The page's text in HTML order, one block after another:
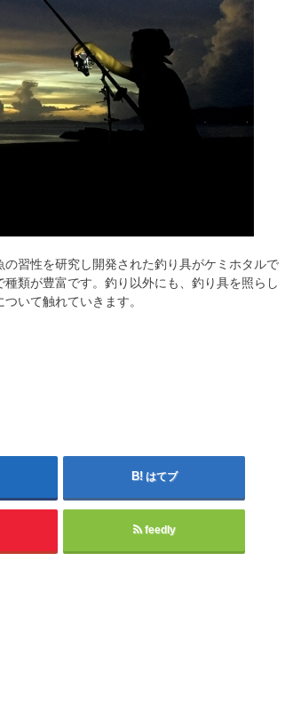
習性を研究し開発された釣り具がケミホタルで
類が豊富です。釣り以外にも、釣り具を照らし
いて触れていきます。
はてブ
feedly